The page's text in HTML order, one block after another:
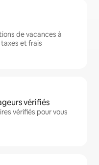
de vacances à
et frais
vérifiés
vérifiés pour vous